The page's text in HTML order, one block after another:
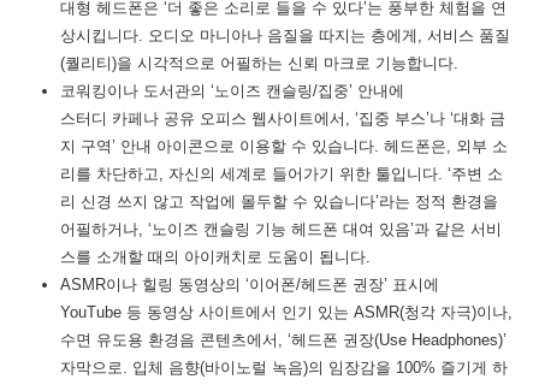
대형 헤드폰은 ‘더 좋은 소리로 들을 수 있다’는 풍부한 체험을 연
상시킵니다. 오디오 마니아나 음질을 따지는 층에게, 서비스 품질
(퀄리티)을 시각적으로 어필하는 신뢰 마크로 기능합니다.
코워킹이나 도서관의 ‘노이즈 캔슬링/집중’ 안내에
스터디 카페나 공유 오피스 웹사이트에서, ‘집중 부스’나 ‘대화 금
지 구역’ 안내 아이콘으로 이용할 수 있습니다. 헤드폰은, 외부 소
리를 차단하고, 자신의 세계로 들어가기 위한 툴입니다. ‘주변 소
리 신경 쓰지 않고 작업에 몰두할 수 있습니다’라는 정적 환경을
어필하거나, ‘노이즈 캔슬링 기능 헤드폰 대여 있음’과 같은 서비
스를 소개할 때의 아이캐치로 도움이 됩니다.
ASMR이나 힐링 동영상의 ‘이어폰/헤드폰 권장’ 표시에
YouTube 등 동영상 사이트에서 인기 있는 ASMR(청각 자극)이나,
수면 유도용 환경음 콘텐츠에서, ‘헤드폰 권장(Use Headphones)’
자막으로. 입체 음향(바이노럴 녹음)의 임장감을 100% 즐기게 하